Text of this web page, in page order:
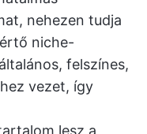
nehezen tudja
niche-
felszínes,
vezet, így
lesz a